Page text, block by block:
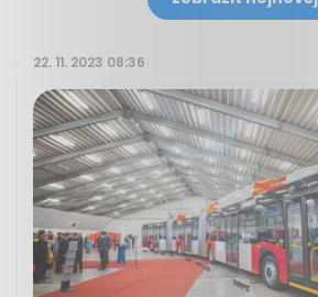
22. 11. 2023 08:36